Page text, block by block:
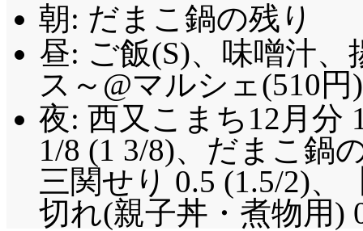
朝: だまこ鍋の残り
昼: ご飯(S)、味噌汁
ス～@マルシェ(510円)
夜: 西又こまち12月分
1/8 (1 3/8)、だまこ鍋
三関せり 0.5 (1.5/2)
切れ(親子丼・煮物用)